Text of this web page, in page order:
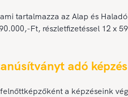
tartalmazza az Alap és Haladó
Ft, részletfizetéssel 12 x
adó képzés
a képzéseink